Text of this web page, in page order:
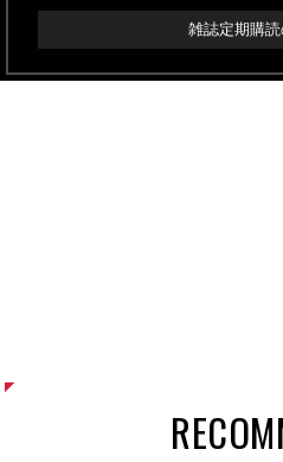
雑誌定期購